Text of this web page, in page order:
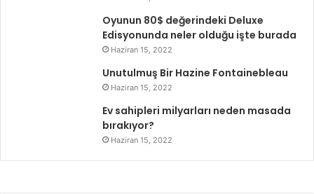
Oyunun 80$ değerindeki Deluxe
Edisyonunda neler olduğu işte burada
Haziran 15, 2022
Unutulmuş Bir Hazine Fontainebleau
Haziran 15, 2022
Ev sahipleri milyarları neden masada
bırakıyor?
Haziran 15, 2022